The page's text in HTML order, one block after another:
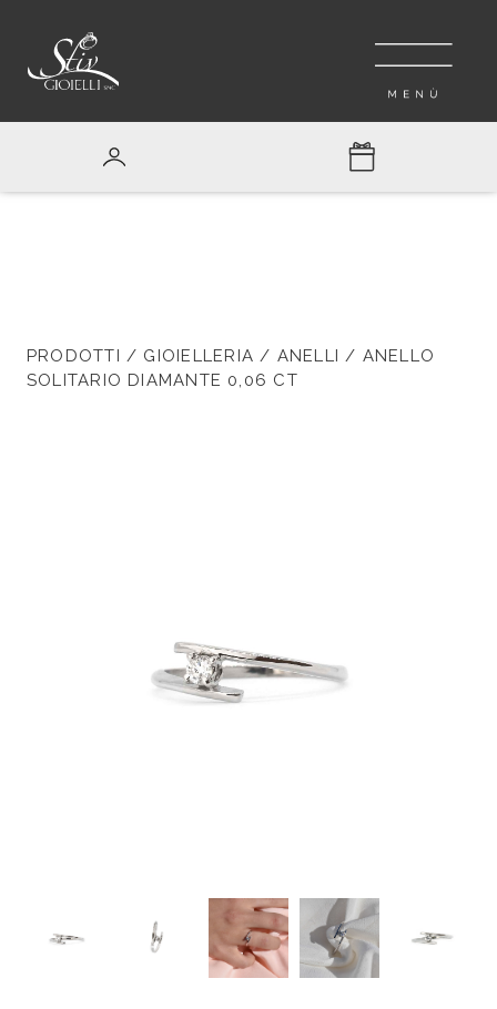
PRODOTTI / GIOIELLERIA / ANELLI / ANELLO
SOLITARIO DIAMANTE 0,06 CT